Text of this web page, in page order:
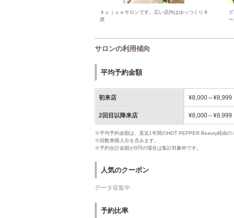
Ａｕｊｕａサロンです。広い店内はゆっつくり８
席
サロンの利用傾向
平均予約金額
初来店 ¥8,000～¥8,999
2回目以降来店 ¥8,000～¥8,999
※平均予約金額は、直近1年間のHOT PEPPER Beauty経由の
※回数券購入分を含みます。
※予約合計金額が0円の場合は集計対象外です。
人気のクーポン
データ収集中
予約比率